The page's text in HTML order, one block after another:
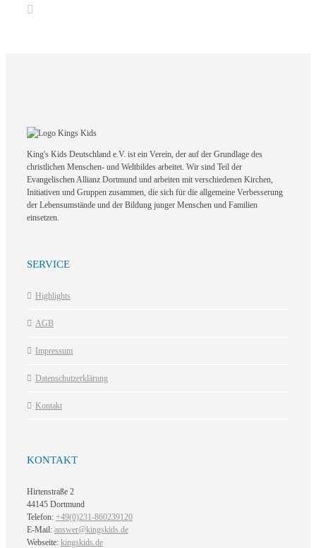
King's Kids Deutschland e.V. ist ein Verein, der auf der Grundlage des
christlichen Menschen- und Weltbildes arbeitet. Wir sind Teil der
Evangelischen Allianz Dortmund und arbeiten mit verschiedenen Kirchen,
Initiativen und Gruppen zusammen, die sich für die allgemeine Verbesserung
der Lebensumstände und der Bildung junger Menschen und Familien
einsetzen.
SERVICE
Highlights
AGB
Impressum
Datenschutzerklärung
Kontakt
KONTAKT
Hirtenstraße 2
44145 Dortmund
Telefon: +49(0)231-860239120
E-Mail: answer@kingskids.de
Webseite: kingskids.de